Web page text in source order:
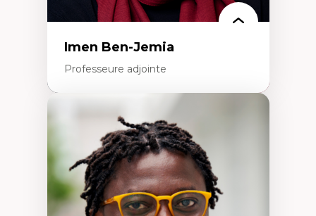
Imen Ben-Jemia
Professeure adjointe
Expertises
Discours sur la ville et représentations
Mosquées, formes et usages au Canada
Reconnaissance et représentations des
communautés immigrantes dans l'espace
urbain
Design architectural et urbain
Patrimoine et patrimonialisation
Études postcoloniales et décolonisation des